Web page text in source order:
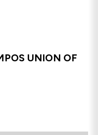
UNION OF